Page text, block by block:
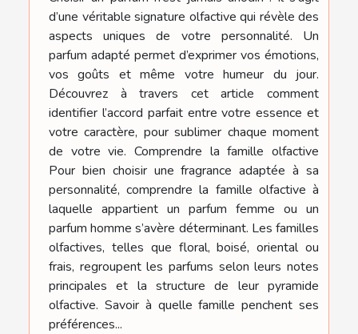
d’une véritable signature olfactive qui révèle des
aspects uniques de votre personnalité. Un
parfum adapté permet d’exprimer vos émotions,
vos goûts et même votre humeur du jour.
Découvrez à travers cet article comment
identifier l’accord parfait entre votre essence et
votre caractère, pour sublimer chaque moment
de votre vie. Comprendre la famille olfactive
Pour bien choisir une fragrance adaptée à sa
personnalité, comprendre la famille olfactive à
laquelle appartient un parfum femme ou un
parfum homme s’avère déterminant. Les familles
olfactives, telles que floral, boisé, oriental ou
frais, regroupent les parfums selon leurs notes
principales et la structure de leur pyramide
olfactive. Savoir à quelle famille penchent ses
préférences...